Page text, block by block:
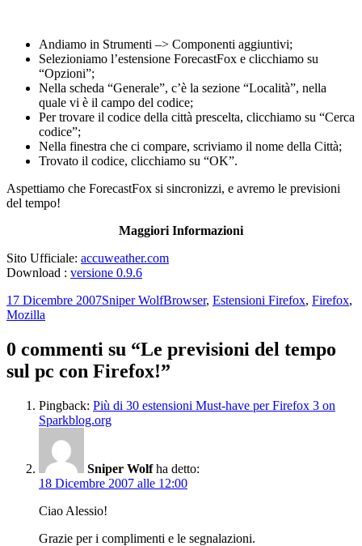
Andiamo in Strumenti –> Componenti aggiuntivi;
Selezioniamo l’estensione ForecastFox e clicchiamo su
“Opzioni”;
Nella scheda “Generale”, c’è la sezione “Località”, nella
quale vi è il campo del codice;
Per trovare il codice della città prescelta, clicchiamo su “Cerca
codice”;
Nella finestra che ci compare, scriviamo il nome della Città;
Trovato il codice, clicchiamo su “OK”.
Aspettiamo che ForecastFox si sincronizzi, e avremo le previsioni
del tempo!
Maggiori Informazioni
Sito Ufficiale: accuweather.com
Download : versione 0.9.6
Scritto
il
17 Dicembre 2007Autore
Sniper WolfCategorie
Browser, Estensioni Firefox, Firefox,
Mozilla
0 commenti su “Le previsioni del tempo
sul pc con Firefox!”
Pingback: Più di 30 estensioni Must-have per Firefox 3 on
Sparkblog.org
Sniper Wolf ha detto:
18 Dicembre 2007 alle 12:00
Ciao Alessio!
Grazie per i complimenti e le segnalazioni.